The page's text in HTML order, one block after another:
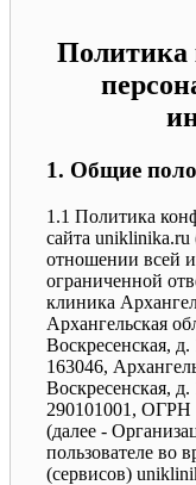
Политика
1. Общие
1.1 Политика
сайта uniklinika.ru
отношении всей
ограниченной
клиника
Архангельская
Воскресенская,
163046,
Воскресенская,
290101001, ОГРН
(далее -
пользователе во
(сервисов)